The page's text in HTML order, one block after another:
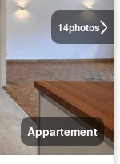
14photos
Appartement